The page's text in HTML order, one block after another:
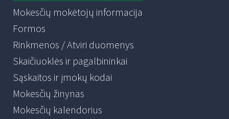
Mokesčių mokėtojų informacija
Formos
Rinkmenos / Atviri duomenys
Skaičiuoklės ir pagalbininkai
Sąskaitos ir įmokų kodai
Mokesčių žinynas
Mokesčių kalendorius